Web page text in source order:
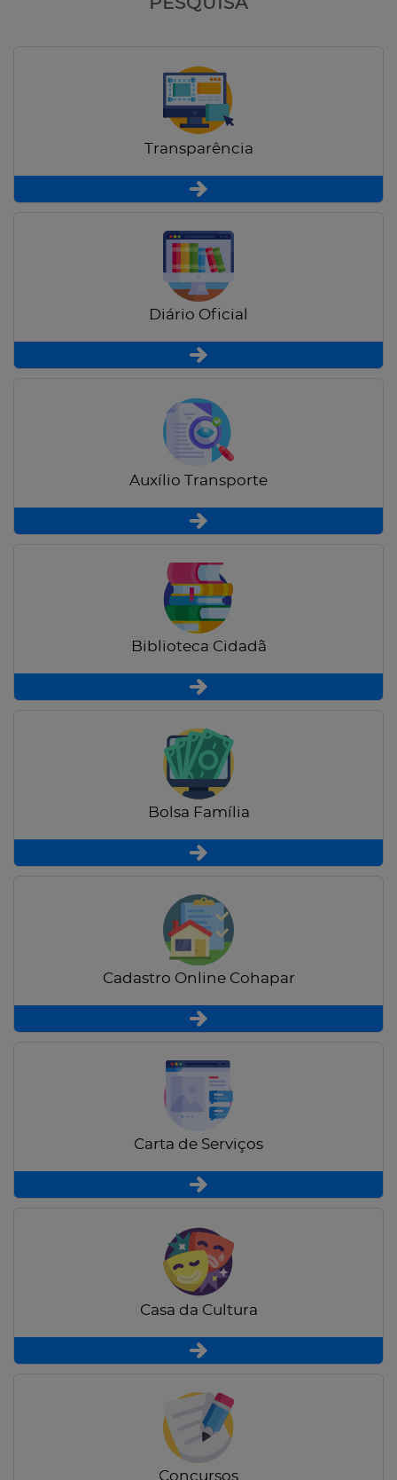
PESQUISA
Transparência
Diário Oficial
Auxílio Transporte
Biblioteca Cidadã
Bolsa Família
Cadastro Online Cohapar
Carta de Serviços
Casa da Cultura
Concursos